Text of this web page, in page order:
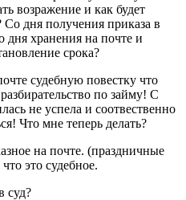
возражение и как будет
Со дня получения приказа в
дня хранения на почте и
срока?
судебную повестку что
по займу! С
не успела и соотвественно
Что мне теперь делать?
на почте. (праздничные
это судебное.
суд?